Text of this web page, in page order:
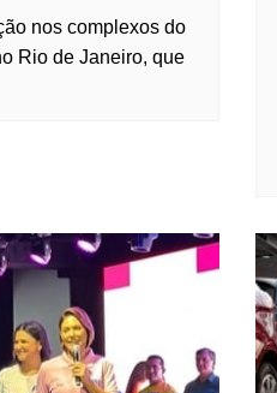
nos complexos do
Rio de Janeiro, que